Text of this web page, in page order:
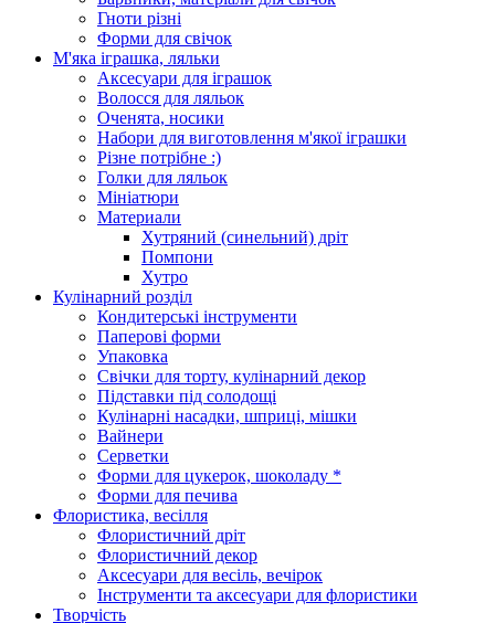
Гноти різні
Форми для свічок
М'яка іграшка, ляльки
Аксесуари для іграшок
Волосся для ляльок
Оченята, носики
Набори для виготовлення м'якої іграшки
Різне потрібне :)
Голки для ляльок
Мініатюри
Материали
Хутряний (синельний) дріт
Помпони
Хутро
Кулінарний розділ
Кондитерські інструменти
Паперові форми
Упаковка
Свічки для торту, кулінарний декор
Підставки під солодощі
Кулінарні насадки, шприці, мішки
Вайнери
Серветки
Форми для цукерок, шоколаду *
Форми для печива
Флористика, весілля
Флористичний дріт
Флористичний декор
Аксесуари для весіль, вечірок
Інструменти та аксесуари для флористики
Творчість